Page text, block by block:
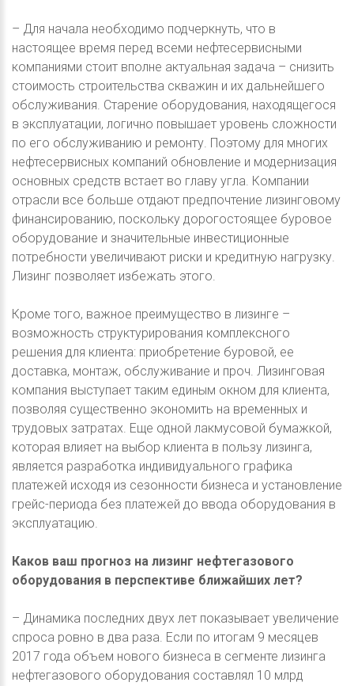
– Для начала необходимо подчеркнуть, что в
настоящее время перед всеми нефтесервисными
компаниями стоит вполне актуальная задача – снизить
стоимость строительства скважин и их дальнейшего
обслуживания. Старение оборудования, находящегося
в эксплуатации, логично повышает уровень сложности
по его обслуживанию и ремонту. Поэтому для многих
нефтесервисных компаний обновление и модернизация
основных средств встает во главу угла. Компании
отрасли все больше отдают предпочтение лизинговому
финансированию, поскольку дорогостоящее буровое
оборудование и значительные инвестиционные
потребности увеличивают риски и кредитную нагрузку.
Лизинг позволяет избежать этого.
Кроме того, важное преимущество в лизинге –
возможность структурирования комплексного
решения для клиента: приобретение буровой, ее
доставка, монтаж, обслуживание и проч. Лизинговая
компания выступает таким единым окном для клиента,
позволяя существенно экономить на временных и
трудовых затратах. Еще одной лакмусовой бумажкой,
которая влияет на выбор клиента в пользу лизинга,
является разработка индивидуального графика
платежей исходя из сезонности бизнеса и установление
грейс-периода без платежей до ввода оборудования в
эксплуатацию.
Каков ваш прогноз на лизинг нефтегазового
оборудования в перспективе ближайших лет?
– Динамика последних двух лет показывает увеличение
спроса ровно в два раза. Если по итогам 9 месяцев
2017 года объем нового бизнеса в сегменте лизинга
нефтегазового оборудования составлял 10 млрд